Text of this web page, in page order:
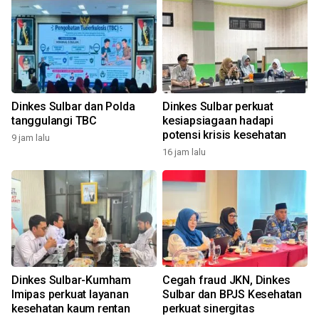
Dinkes Sulbar dan Polda
tanggulangi TBC
9 jam lalu
Dinkes Sulbar perkuat
kesiapsiagaan hadapi
potensi krisis kesehatan
16 jam lalu
Dinkes Sulbar-Kumham
Imipas perkuat layanan
kesehatan kaum rentan
Cegah fraud JKN, Dinkes
Sulbar dan BPJS Kesehatan
perkuat sinergitas